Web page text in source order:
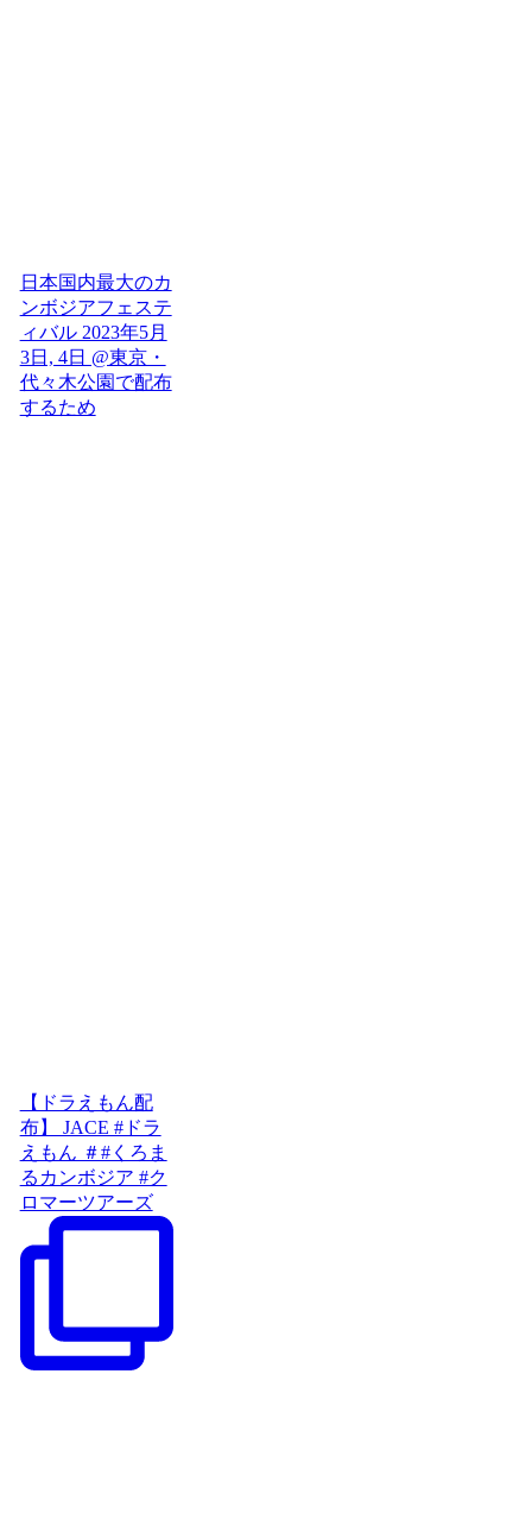
日本国内最大のカ
ンボジアフェステ
ィバル 2023年5月
3日, 4日 @東京・
代々木公園で配布
するため
【ドラえもん配
布】 JACE #ドラ
えもん ＃#くろま
るカンボジア #ク
ロマーツアーズ